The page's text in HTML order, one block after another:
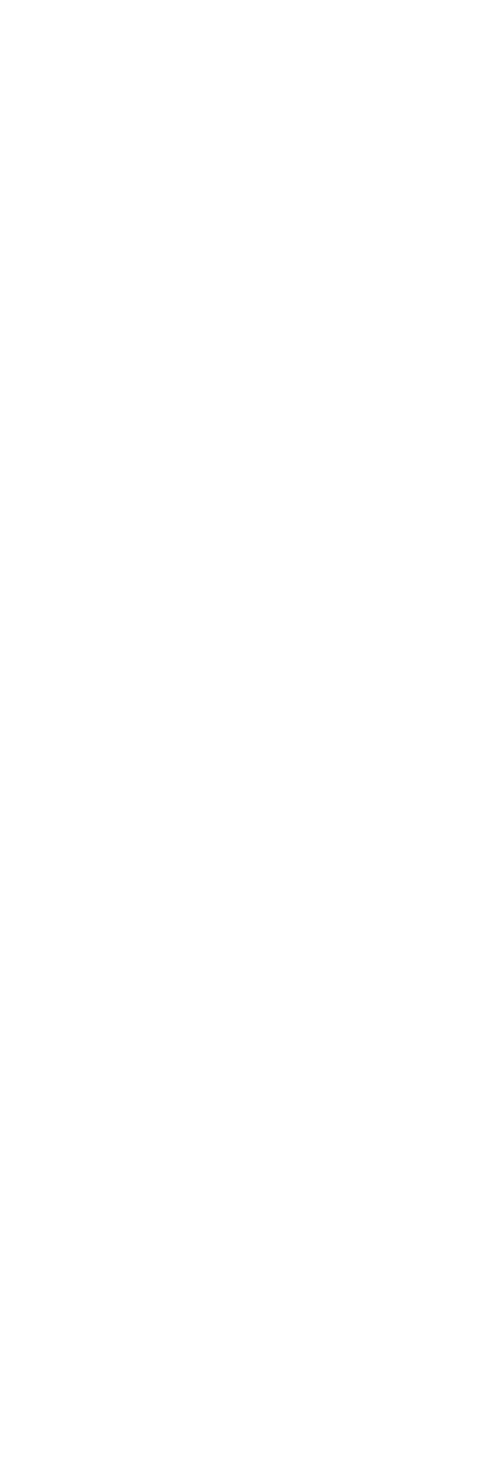
: Extraire des infos sur une
: Réaliser un scan Nmap
Scanners automatiques (Nessus, OpenVAS) vs
: Qualifier les vulnérabilités
: Exploiter une faille XSS
Simuler des attaques réalistes pour tester la
: Compromission d’un